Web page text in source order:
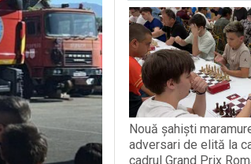
Ortodocși (ITO) de la București
rugăciunea și postul, arme
va avea loc în satul Breb
GRAFICULUI
Nouă șahiști
adversari de elită la
cadrul Grand Prix